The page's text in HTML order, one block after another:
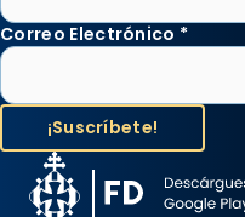
Correo Electrónico *